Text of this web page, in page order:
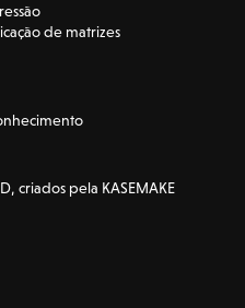
de matrizes
criados pela KASEMAKE